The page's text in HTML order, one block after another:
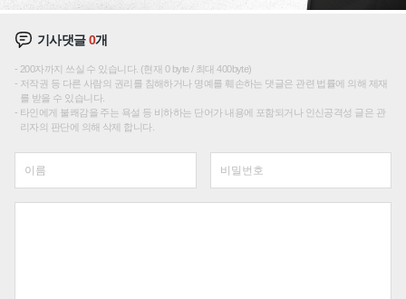
기사댓글0개
200자까지 쓰실 수 있습니다. (현재 0 byte / 최대 400byte)
저작권 등 다른 사람의 권리를 침해하거나 명예를 훼손하는 댓글은 관련 법률에 의해 제재
를 받을 수 있습니다.
타인에게 불쾌감을 주는 욕설 등 비하하는 단어가 내용에 포함되거나 인신공격성 글은 관
리자의 판단에 의해 삭제 합니다.